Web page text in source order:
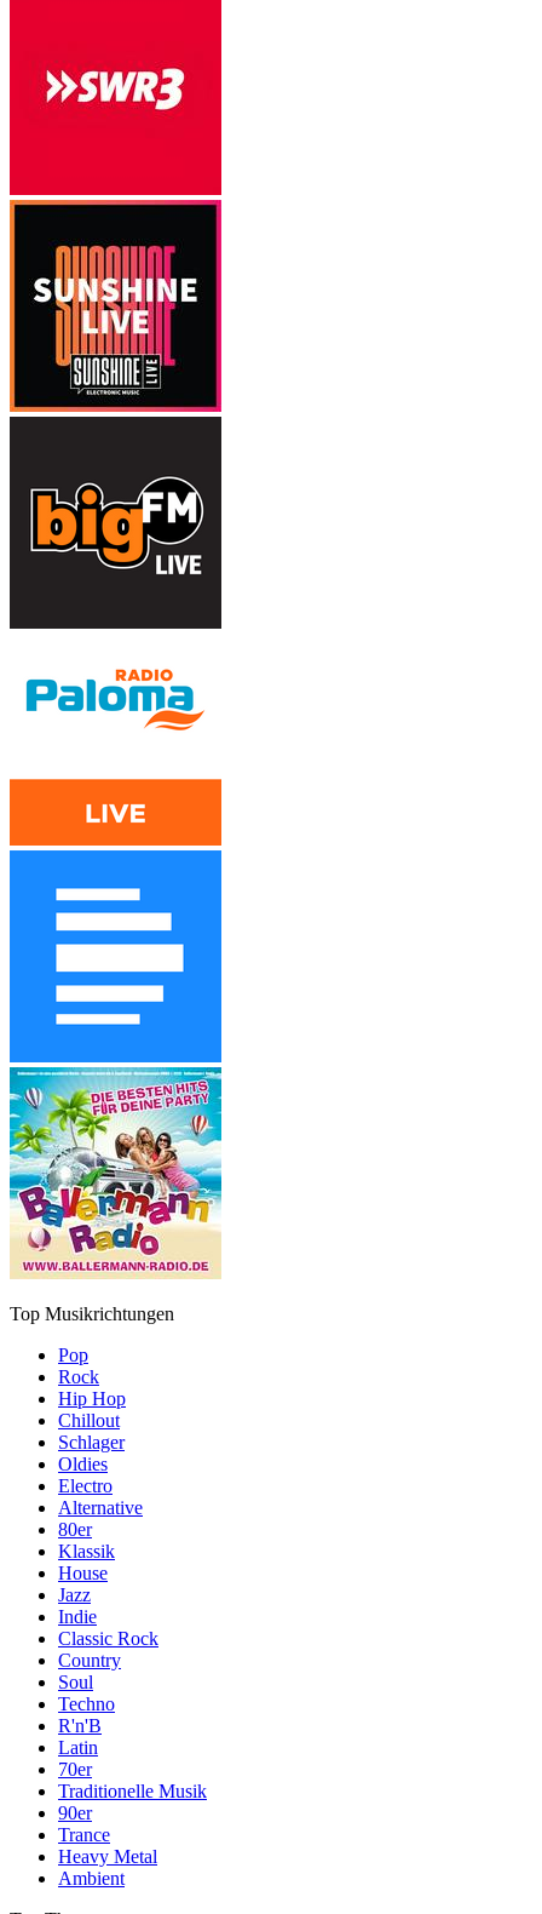
Top Musikrichtungen
Pop
Rock
Hip Hop
Chillout
Schlager
Oldies
Electro
Alternative
80er
Klassik
House
Jazz
Indie
Classic Rock
Country
Soul
Techno
R'n'B
Latin
70er
Traditionelle Musik
90er
Trance
Heavy Metal
Ambient